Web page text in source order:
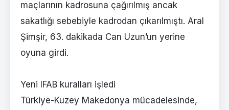
maçlarının kadrosuna çağırılmış ancak
sakatlığı sebebiyle kadrodan çıkarılmıştı. Aral
Şimşir, 63. dakikada Can Uzun’un yerine
oyuna girdi.
Yeni IFAB kuralları işledi
Türkiye-Kuzey Makedonya mücadelesinde,